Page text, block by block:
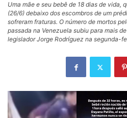
Uma mãe e seu bebê de 18 dias de vida,
(26/6) debaixo dos escombros de um
sofreram fraturas. O número de mortos
passada na Venezuela subiu para mais
legislador Jorge Rodríguez na segunda-
Tocador
de